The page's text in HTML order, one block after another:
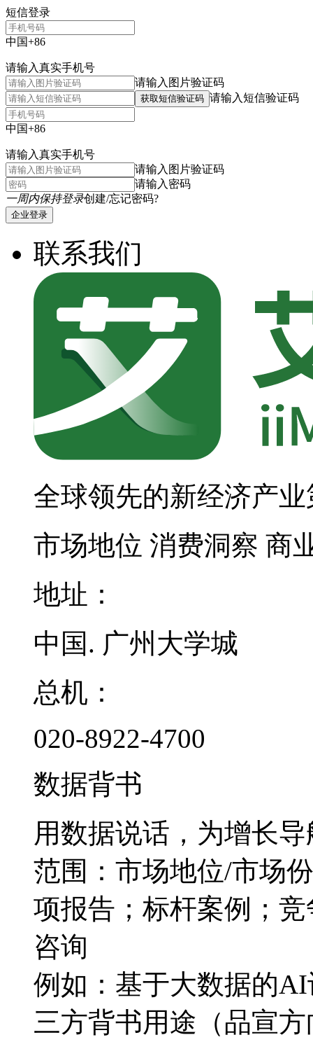
短信登录
中国+86
请输入真实手机号
请输入图片验证码
获取短信验证码 请输入短信验证码
中国+86
请输入真实手机号
请输入图片验证码
请输入密码
一周内保持登录创建/忘记密码?
企业登录
联系我们
全球领先的新经济产
市场地位 消费洞察 商
地址：
中国. 广州大学城
总机：
020-8922-4700
数据背书
用数据说话，为增长导
范围：市场地位/市场
项报告；标杆案例；
咨询
例如：基于大数据的
三方背书用途（品宣